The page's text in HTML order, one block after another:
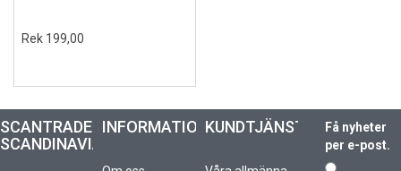
Rek 199,00
SCANTRADE
SCANDINAVIA
INFORMATIONKUNDTJÄNST
Få nyheter
per e-post.